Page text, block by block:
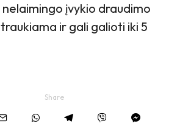
nelaimingo įvykio draudimo
ir gali galioti iki 5
Share